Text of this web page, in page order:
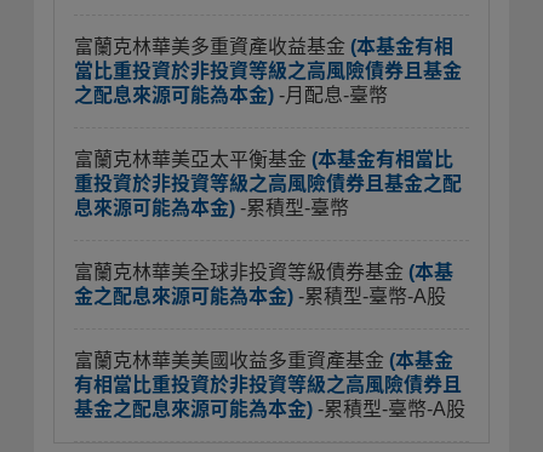
富蘭克林華美多重資產收益基金 (本基金有相
當比重投資於非投資等級之高風險債券且基金
之配息來源可能為本金) -月配息-臺幣
富蘭克林華美亞太平衡基金 (本基金有相當比
重投資於非投資等級之高風險債券且基金之配
息來源可能為本金) -累積型-臺幣
富蘭克林華美全球非投資等級債券基金 (本基
金之配息來源可能為本金) -累積型-臺幣-A股
富蘭克林華美美國收益多重資產基金 (本基金
有相當比重投資於非投資等級之高風險債券且
基金之配息來源可能為本金) -累積型-臺幣-A股